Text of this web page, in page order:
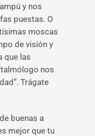
y nos
puestas. O
moscas
de visión y
que las
nos
Trágate
buenas a
mejor que tu